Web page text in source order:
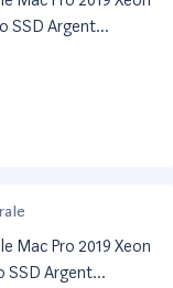
SSD Argent
Mac Pro 2019 Xeon
SSD Argent